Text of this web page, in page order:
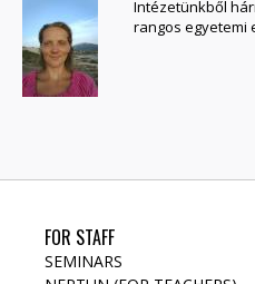
Intézetünkből
rangos egyetemi
FOR STAFF
SEMINARS